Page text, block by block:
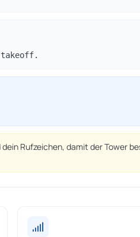
takeoff.
Rufzeichen, damit der Tower